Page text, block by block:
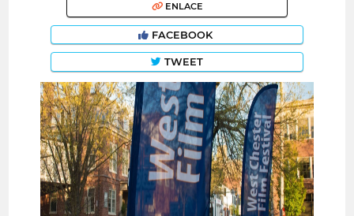
ENLACE
FACEBOOK
TWEET